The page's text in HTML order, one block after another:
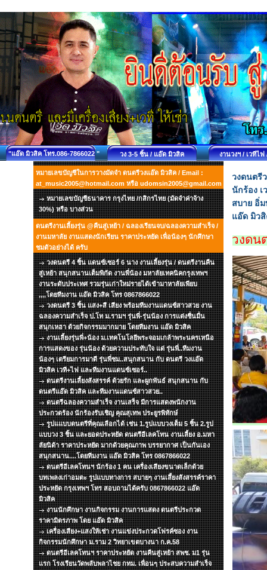
"แอ๊ด มิวสิค โทร.086-7866022 " วง 3-5 ชิ้น / แอ๊ด มิวสิค งานวงฯ / เวทีไ
หมายเลขบัญชีในการวางมัดจำ ดนตรีวงแอ๊ด มิวสิค / Email :
at_music2005@hotmail.com หรือ udomsin2005@gmail.com
หมายเลขบัญชีธนาคาร กรุงไทย /กสิกรไทย (มัดจำค่าจ้าง
30%) หรือ บางส่วน
ดนตรีงานเลี้ยงรุ่น @คืนสู่เหย้า / ฉลองเรียนจบ/ฉลองความสำเร็จ /
งานมหาลัย งานแสดงนักเรียน ราคาประหยัด เพื่อน้องๆ นักศึกษา
ชมตัวอย่างได้ ครับ
วงดนตรี 4 ชิ้น แดนซ์เซอร์ 6 นาง งานเลี้ยงรุ่น / ดนตรีงานคืน
สู่เหย้า สนุกสนานเต็มพิกัด งานพี่น้อง มหาลัยเทคนิคกรุงเทพฯ
งานระดับประเทศ รวมรุ่นเก่าใหม่รายได้เข้ามาหาลัยเพียบ
,,,,โดยทีมงาน แอ๊ด มิวสิค โทร 0867866022
วงดนตรี 3 ชิ้น แสง+สี เสียง พร้อมทีมงานแดนซ์สาวสวย งาน
ฉลองความสำเร็จ ป.โท ม.รามฯ รุ่นพี่-รุ่นน้อง การแต่งชื่นมื่น
สนุกเหฮา ด้วยกิจกรรมมากมาย โดยทีมงาน แอ๊ด มิวสิค
งานเลี้ยงรุ่นพี่+น้อง ม.เทคโนโลยีพระจอมเกล้าพระนครเหนือ
การแสดงของ รุ่นน้อง ด้วยความประทับใจ แด่ รุ่นพี่..ทีมงาน
น้องๆ เตรียมการมาดี รุ่นพี่ชม..สนุกสนาน กับ ดนตรี วงแอ๊ด
มิวสิค เวที+ไฟ และทีมงานแดนซ์เซอร์..
ดนตรีงานเลี้ยงสังสรรค์ ด้วยรัก และผูกพันธ์ สนุกสนาน กับ
ดนตรีแอ๊ด มิวสิค และทีมงานแดนซ์สาวสวย..
ดนตรีฉลองความสำเร็จ งานเสร็จ มีการแสดงพนักงาน
ประกวดร้อง นักร้องรับเชิญ คุณสุเทพ ประยูรพิทักษ์
รูปแแบบดนตรีที่คุณเลือกได้ เช่น 1.รูปแบบวงเต็ม 5 ชิ้น 2.รูป
แบบวง 3 ชิ้น และยอดประหยัด ดนตรีอีเลคโทน งานเลี้ยง อ.มหา
ลัยนิด้า ราคาประหยัด มากด้วยคุณภาพ บรรยากาศ เป็นกันเอง
สนุกสนาน....โดยทีมงาน แอ๊ด มิวสิค โทร 0867866022
ดนตรีอีเลคโทนฯ นักร้อง 1 คน เครื่องเสียงขนาดเล็กด้วย
บทเพลงเก่าอมตะ รูปแบบทางการ สบายๆ งานเลึ้ยงสังสรรค์ราคา
ประหยัด กรุงเทพฯ โทร สอบถามได้ครับ 0867866022 แอ๊ด
มิวสิค
งานนักศึกษา งานกิจกรรม งานการแสดง ดนตรีประกวด
ราคามิตรภาพ โดย แอ๊ด มิวสิค
เครื่องเสียง+แสงให้เช่า งานแข่งประกวดโฟรค์ซอง งาน
กิจกรรมนักศึกษา ม.ราม 2 วิทยาเขตบางนา ก.ค.58
ดนตรีอีเลคโทนฯ ราคาประหยัด งานคืนสู่เหย้า สพช. ม1 รุ่น
แรก โรงเรียนวัดพลับพลาไชย กทม. เพื่อนๆ ประสบความสำเร็จ
วงดนตรี
นักร้อง
สบาย อิ่
แอ๊ด มิว
วงดน